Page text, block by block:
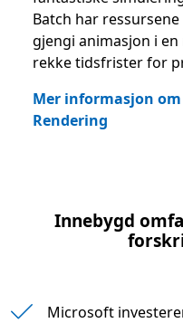
Batch har
gjengi animasjon i
rekke tidsfrister for
Mer informasjon
Rendering
Innebygd
Microsoft